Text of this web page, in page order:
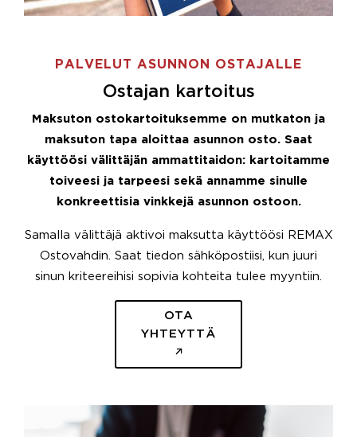
PALVELUT ASUNNON OSTAJALLE
Ostajan kartoitus
Maksuton ostokartoituksemme on mutkaton ja
maksuton tapa aloittaa asunnon osto. Saat
käyttöösi välittäjän ammattitaidon: kartoitamme
toiveesi ja tarpeesi sekä annamme sinulle
konkreettisia vinkkejä asunnon ostoon.
Samalla välittäjä aktivoi maksutta käyttöösi REMAX
Ostovahdin. Saat tiedon sähköpostiisi, kun juuri
sinun kriteereihisi sopivia kohteita tulee myyntiin.
OTA
YHTEYTTÄ